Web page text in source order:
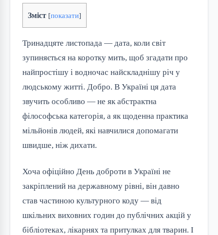
Зміст [показати]
Тринадцяте листопада — дата, коли світ
зупиняється на коротку мить, щоб згадати про
найпростішу і водночас найскладнішу річ у
людському житті. Добро. В Україні ця дата
звучить особливо — не як абстрактна
філософська категорія, а як щоденна практика
мільйонів людей, які навчилися допомагати
швидше, ніж дихати.
Хоча офіційно День доброти в Україні не
закріплений на державному рівні, він давно
став частиною культурного коду — від
шкільних виховних годин до публічних акцій у
бібліотеках, лікарнях та притулках для тварин. І